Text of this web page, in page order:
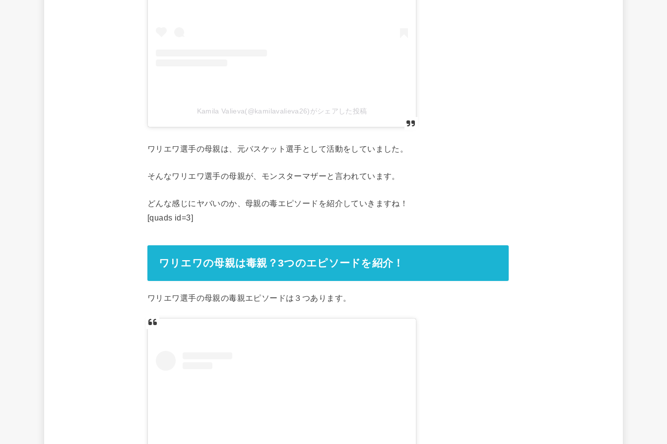
Kamila Valieva(@kamilavalieva26)がシェアした投稿
ワリエワ選手の母親は、元バスケット選手として活動をしていました。
そんなワリエワ選手の母親が、モンスターマザーと言われています。
どんな感じにヤバいのか、母親の毒エピソードを紹介していきますね！
[quads id=3]
ワリエワの母親は毒親？3つのエピソードを紹介！
ワリエワ選手の母親の毒親エピソードは３つあります。